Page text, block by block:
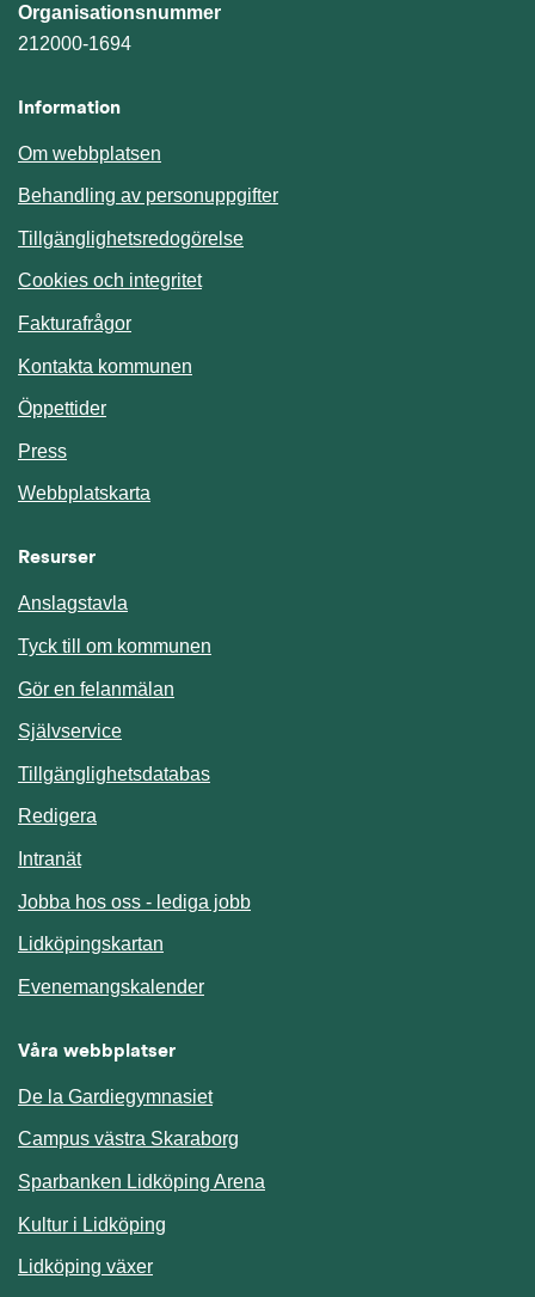
Organisationsnummer
212000-1694
Information
Om webbplatsen
Behandling av personuppgifter
Tillgänglighetsredogörelse
Cookies och integritet
Fakturafrågor
Kontakta kommunen
Öppettider
Press
Webbplatskarta
Resurser
Anslagstavla
Tyck till om kommunen
Gör en felanmälan
SjälvserviceLänk till annan webbplats.
TillgänglighetsdatabasLänk till annan webbplats.
Redigera
IntranätLänk till annan webbplats.
Jobba hos oss - lediga jobb
Lidköpingskartan
EvenemangskalenderLänk till annan webbplats.
Våra webbplatser
De la Gardiegymnasiet
Campus västra Skaraborg
Sparbanken Lidköping Arena
Kultur i Lidköping
Lidköping växer